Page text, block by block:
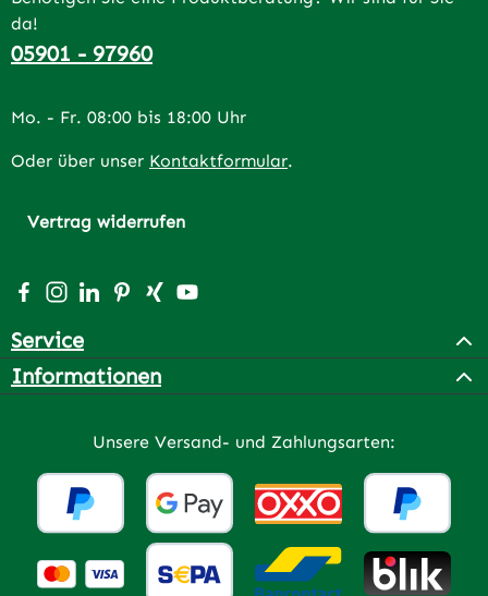
da!
05901 - 97960
Mo. - Fr. 08:00 bis 18:00 Uhr
Oder über unser Kontaktformular.
Vertrag widerrufen
Besuche uns auf Facebook – öffnet in neuem Tab
Schau auf Instagram vorbei – öffnet in neuem Tab
Vernetze dich mit uns auf LinkedIn – öffnet in
Lass dich auf Pinterest inspirieren – öffnet
Vernetze dich mit uns auf Xing – öffnet
Sieh dir unsere Videos auf YouTube
Service
Informationen
Unsere Versand- und Zahlungsarten: